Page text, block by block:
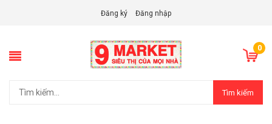
Đăng ký Đăng nhập
0
Tìm kiếm